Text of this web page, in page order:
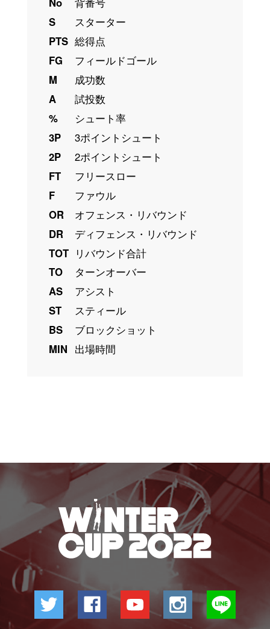
S
スターター
PTS 総得点
FG
フィールドゴール
M
成功数
A
試投数
%
シュート率
3P
3ポイントシュート
2P
2ポイントシュート
FT
フリースロー
F
ファウル
OR
オフェンス・リバウンド
DR
ディフェンス・リバウンド
TOT リバウンド合計
TO
ターンオーバー
AS
アシスト
ST
スティール
BS
ブロックショット
MIN 出場時間